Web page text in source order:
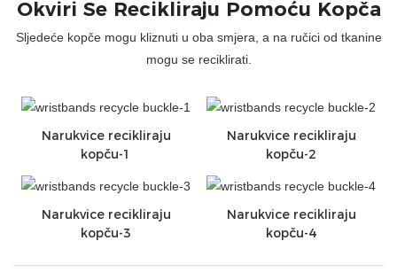
Okviri Se Recikliraju Pomoću Kopča
Sljedeće kopče mogu kliznuti u oba smjera, a na ručici od tkanine
mogu se reciklirati.
Narukvice recikliraju
kopču-1
Narukvice recikliraju
kopču-2
Narukvice recikliraju
kopču-3
Narukvice recikliraju
kopču-4